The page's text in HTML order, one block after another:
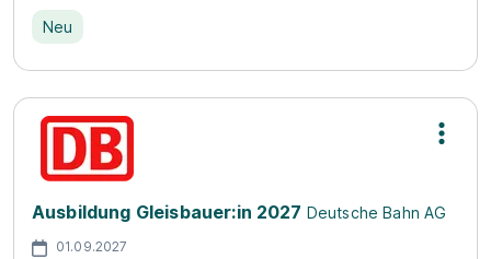
Neu
Ausbildung Gleisbauer:in 2027 Deutsche Bahn AG
01.09.2027